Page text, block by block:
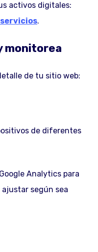
activos digitales:
.
monitorea
de tu sitio web:
de diferentes
Analytics para
según sea